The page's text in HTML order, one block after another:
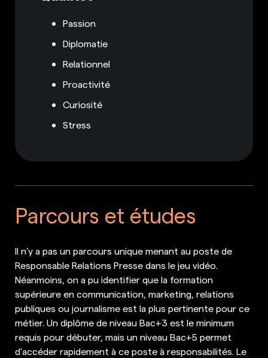
Passion
Diplomatie
Relationnel
Proactivité
Curiosité
Stress
Parcours et études
Il n’y a pas un parcours unique menant au poste de
Responsable Relations Presse dans le jeu vidéo.
Néanmoins, on a pu identifier que la formation
supérieure en communication, marketing, relations
publiques ou journalisme est la plus pertinente pour ce
métier. Un diplôme de niveau Bac+3 est le minimum
requis pour débuter, mais un niveau Bac+5 permet
d’accéder rapidement à ce poste à responsabilités. Le